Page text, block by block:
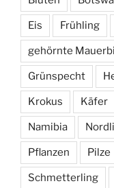
Eis Frühling
gehörnte
Grünspecht
Krokus Käfer
Namibia
Pflanzen Pilze
Schmetterling